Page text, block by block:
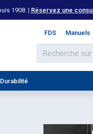
1908. | Réservez une
FDS Manuels
Durabilité